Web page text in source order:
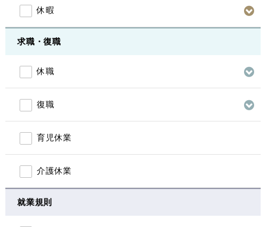
休暇
求職・復職
休職
復職
育児休業
介護休業
就業規則